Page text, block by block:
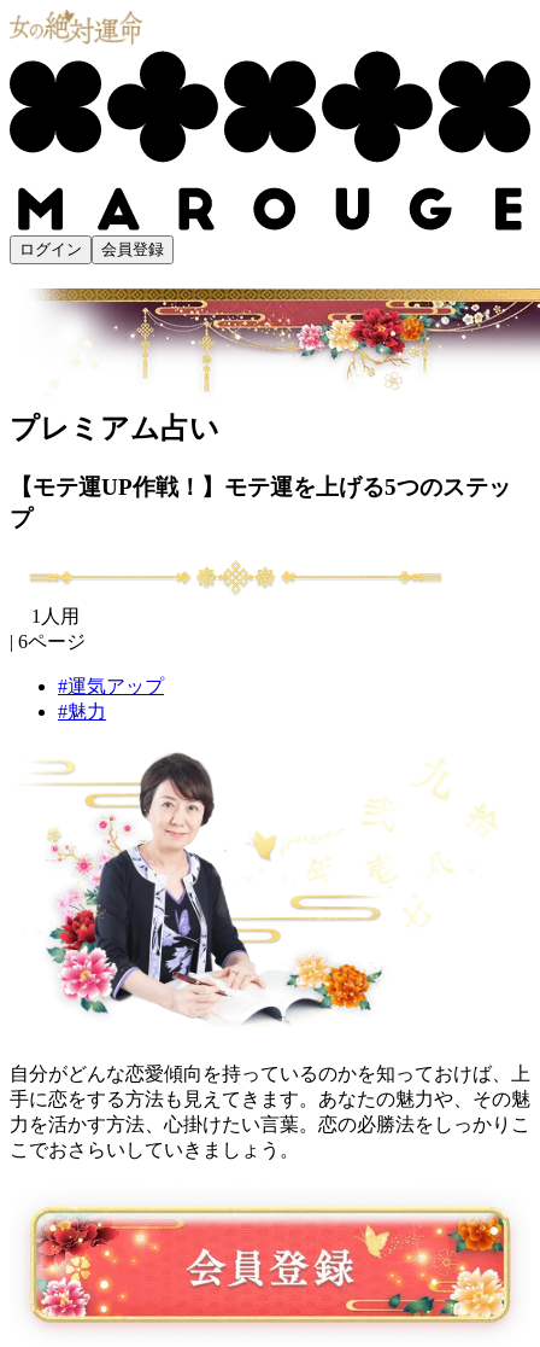
ログイン 会員登録
プレミアム占い
【モテ運UP作戦！】モテ運を上げる5つのステッ
プ
1人用
6ページ
運気アップ
魅力
自分がどんな恋愛傾向を持っているのかを知っておけば、上
手に恋をする方法も見えてきます。あなたの魅力や、その魅
力を活かす方法、心掛けたい言葉。恋の必勝法をしっかりこ
こでおさらいしていきましょう。